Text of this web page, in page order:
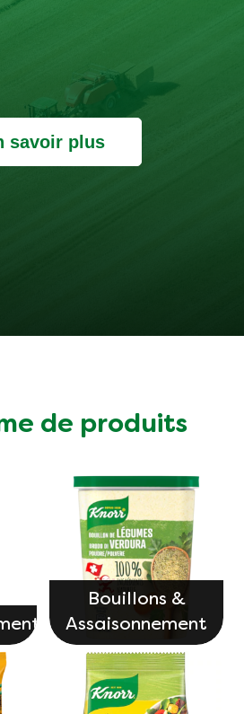
savoir plus
de produits
Bouillons &
Assaisonnement